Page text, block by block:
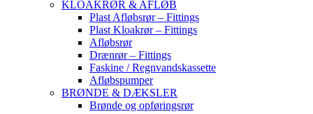
KLOAKRØR & AFLØB
Plast Afløbsrør – Fittings
Plast Kloakrør – Fittings
Afløbsrør
Drænrør – Fittings
Faskine / Regnvandskassette
Afløbspumper
BRØNDE & DÆKSLER
Brønde og opføringsrør